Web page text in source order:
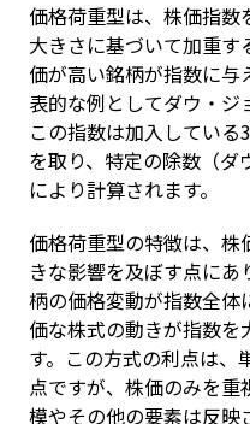
価格荷重型は、株価指
大きさに基づいて加重す
価が高い銘柄が指数に与
表的な例としてダウ・ジ
この指数は加入してい
を取り、特定の除数（ダ
により計算されます。
価格荷重型の特徴は、
きな影響を及ぼす点にあ
柄の価格変動が指数全体
価な株式の動きが指数を
す。この方式の利点は、
点ですが、株価のみを
模やその他の要素は反映